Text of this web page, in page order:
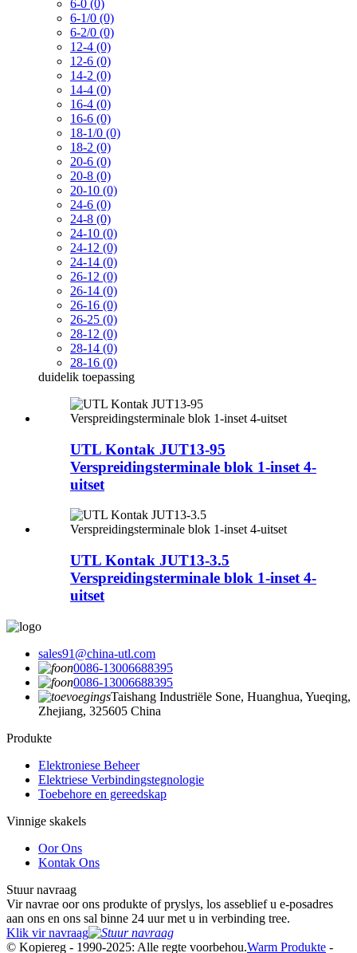
6-0 (0)
6-1/0 (0)
6-2/0 (0)
12-4 (0)
12-6 (0)
14-2 (0)
14-4 (0)
16-4 (0)
16-6 (0)
18-1/0 (0)
18-2 (0)
20-6 (0)
20-8 (0)
20-10 (0)
24-6 (0)
24-8 (0)
24-10 (0)
24-12 (0)
24-14 (0)
26-12 (0)
26-14 (0)
26-16 (0)
26-25 (0)
28-12 (0)
28-14 (0)
28-16 (0)
duidelik toepassing
UTL Kontak JUT13-95
Verspreidingsterminale blok 1-inset 4-
uitset
UTL Kontak JUT13-3.5
Verspreidingsterminale blok 1-inset 4-
uitset
sales91@china-utl.com
0086-13006688395
0086-13006688395
Taishang Industriële Sone, Huanghua, Yueqing,
Zhejiang, 325605 China
Produkte
Elektroniese Beheer
Elektriese Verbindingstegnologie
Toebehore en gereedskap
Vinnige skakels
Oor Ons
Kontak Ons
Stuur navraag
Vir navrae oor ons produkte of pryslys, los asseblief u e-posadres
aan ons en ons sal binne 24 uur met u in verbinding tree.
Klik vir navraag
© Kopiereg - 1990-2025: Alle regte voorbehou.Warm Produkte -